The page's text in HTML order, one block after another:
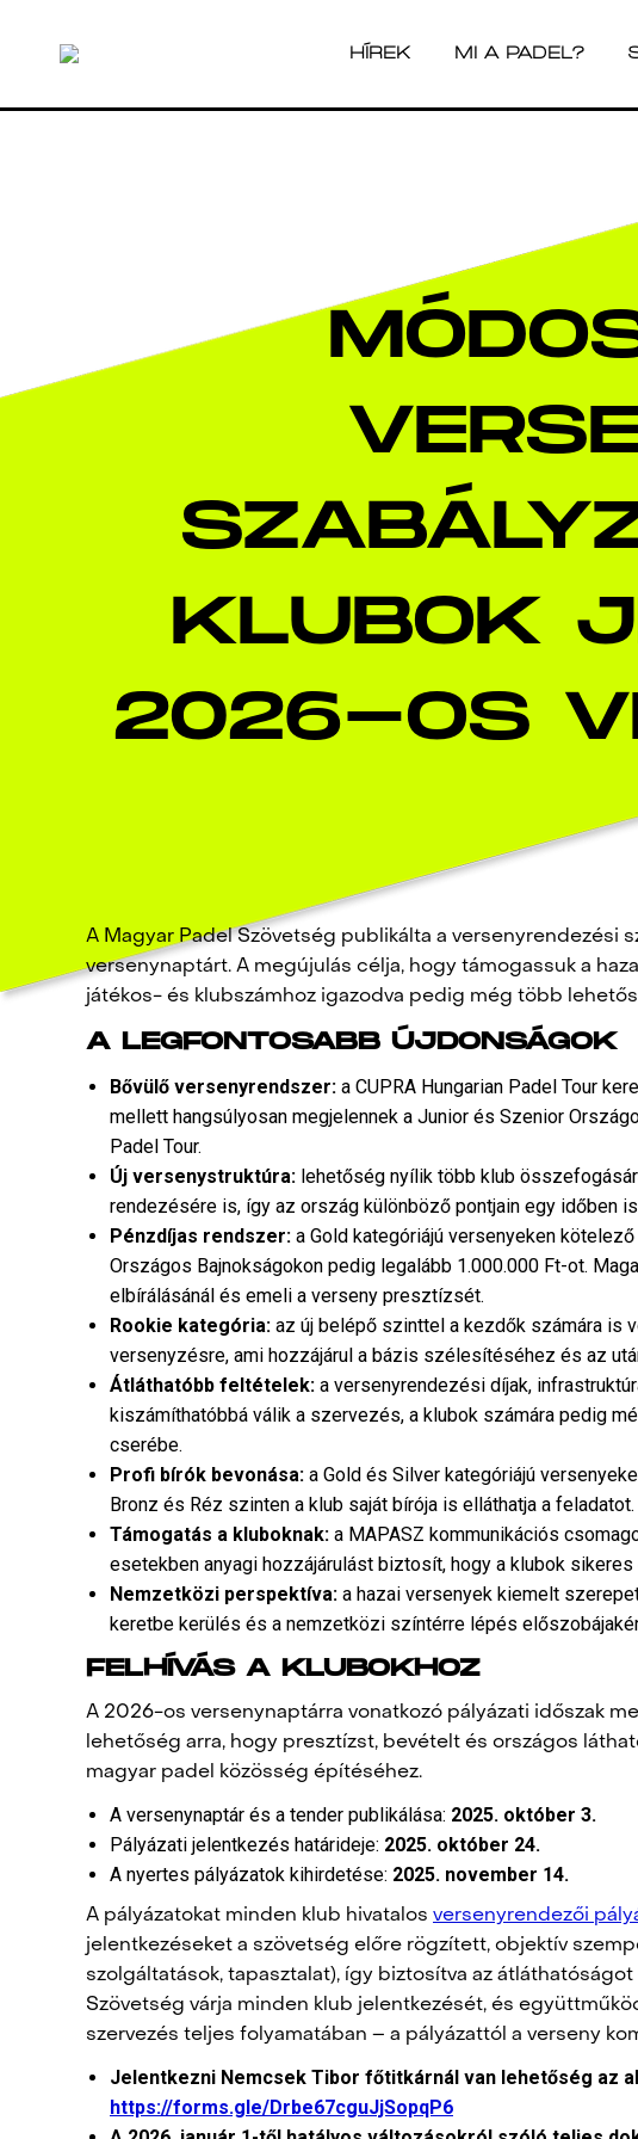
HÍREK MI A PADEL?
KLUBOK
2026-OS
A Magyar Padel Szövetség publikálta a versenyrendezési
versenynaptárt. A megújulás célja, hogy támogassuk a
játékos- és klubszámhoz igazodva pedig még több
A LEGFONTOSABB ÚJDONSÁGOK
Bővülő versenyrendszer: a CUPRA Hungarian Padel Tour
mellett hangsúlyosan megjelennek a Junior és Szenior
Padel Tour.
Új versenystruktúra: lehetőség nyílik több klub
rendezésére is, így az ország különböző pontjain egy időben
Pénzdíjas rendszer: a Gold kategóriájú versenyeken
Országos Bajnokságokon pedig legalább 1.000.000 Ft-ot.
elbírálásánál és emeli a verseny presztízsét.
Rookie kategória: az új belépő szinttel a kezdők számára is
versenyzésre, ami hozzájárul a bázis szélesítéséhez és az
Átláthatóbb feltételek: a versenyrendezési díjak,
kiszámíthatóbbá válik a szervezés, a klubok számára pedig
cserébe.
Profi bírók bevonása: a Gold és Silver kategóriájú
Bronz és Réz szinten a klub saját bírója is elláthatja a feladatot.
Támogatás a kluboknak: a MAPASZ kommunikációs
esetekben anyagi hozzájárulást biztosít, hogy a klubok
Nemzetközi perspektíva: a hazai versenyek kiemelt
keretbe kerülés és a nemzetközi színtérre lépés
FELHÍVÁS A KLUBOKHOZ
A 2026-os versenynaptárra vonatkozó pályázati időszak
lehetőség arra, hogy presztízst, bevételt és országos
magyar padel közösség építéséhez.
A versenynaptár és a tender publikálása: 2025. október 3.
Pályázati jelentkezés határideje: 2025. október 24.
A nyertes pályázatok kihirdetése: 2025. november 14.
A pályázatokat minden klub hivatalos versenyrendezői
jelentkezéseket a szövetség előre rögzített, objektív
szolgáltatások, tapasztalat), így biztosítva az átláthatóságot
Szövetség várja minden klub jelentkezését, és
szervezés teljes folyamatában – a pályázattól a verseny
Jelentkezni Nemcsek Tibor főtitkárnál van lehetőség az
https://forms.gle/Drbe67cguJjSopqP6